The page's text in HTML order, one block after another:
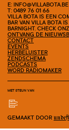
E: INFO@VILLABOTA.BE
T: 0489 76 01 66
VILLA BOTA IS EEN
BAR VAN VILLA BOTA
BARNIGHT. CHECK
ONTVANG DE
CONTACT
EVENTS
HERBELUISTER
ZENDSCHEMA
PODCASTS
WORD RADIOMAKER
MET STEUN VAN
GEMAAKT DOOR